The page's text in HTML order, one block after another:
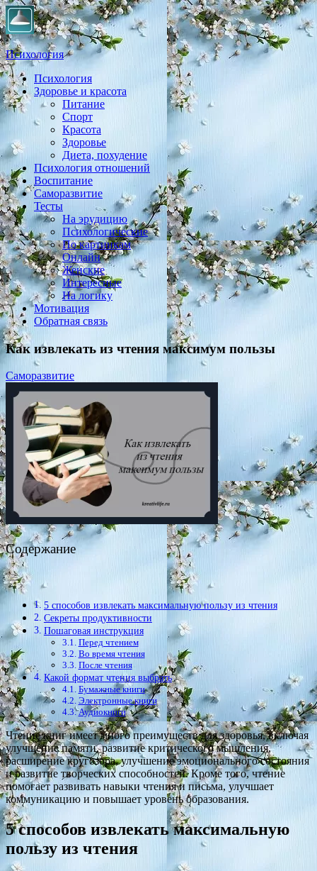
Психология
Практическая психология, личностный рост, экология,
здоровье, воспитание,
Психология
Здоровье и красота
Питание
Спорт
Красота
Здоровье
Диета, похудение
Психология отношений
Воспитание
Саморазвитие
Тесты
На эрудицию
Психологические
По картинкам
Онлайн
Женские
Интересные
На логику
Мотивация
Обратная связь
Как извлекать из чтения максимум пользы
Саморазвитие
Содержание
5 способов извлекать максимальную пользу из чтения
Секреты продуктивности
Пошаговая инструкция
Перед чтением
Во время чтения
После чтения
Какой формат чтения выбрать
Бумажные книги
Электронные книги
Аудиокниги
Чтение книг имеет много преимуществ для здоровья, включая
улучшение памяти, развитие критического мышления,
расширение кругозора, улучшение эмоционального состояния
и развитие творческих способностей. Кроме того, чтение
помогает развивать навыки чтения и письма, улучшает
коммуникацию и повышает уровень образования.
5 способов извлекать максимальную
пользу из чтения